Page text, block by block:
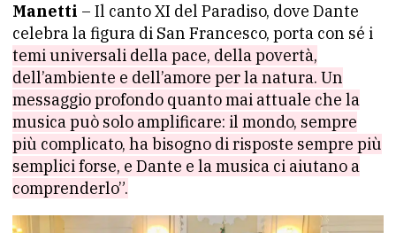
Manetti – Il canto XI del Paradiso, dove Dante
celebra la figura di San Francesco, porta con sé i
temi universali della pace, della povertà,
dell’ambiente e dell’amore per la natura. Un
messaggio profondo quanto mai attuale che la
musica può solo amplificare: il mondo, sempre
più complicato, ha bisogno di risposte sempre più
semplici forse, e Dante e la musica ci aiutano a
comprenderlo”.